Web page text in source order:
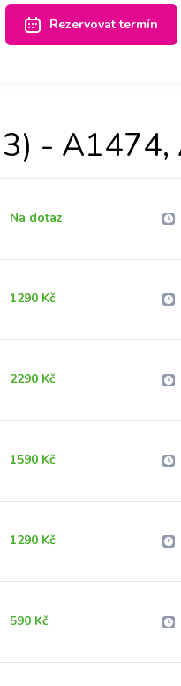
Rezervovat termín
-
Na dotaz
1290 Kč
2290 Kč
1590 Kč
1290 Kč
590 Kč